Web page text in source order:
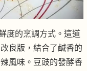
度的烹調方式。這道
良版，結合了鹹香的
風味。豆豉的發酵香